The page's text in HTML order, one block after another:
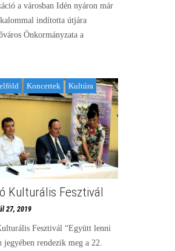
a városban Idén nyáron már
indította útjára
Önkormányzata a
Koncertek Kultúra
Kulturális Fesztivál
27, 2019
Fesztivál “Együtt lenni
jegyében rendezik meg a 22.